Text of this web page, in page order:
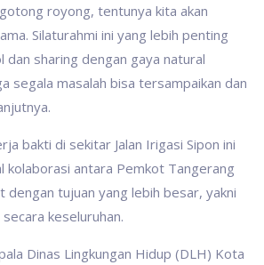
royong, tentunya kita akan
Silaturahmi ini yang lebih penting
dan sharing dengan gaya natural
segala masalah bisa tersampaikan dan
bakti di sekitar Jalan Irigasi Sipon ini
kolaborasi antara Pemkot Tangerang
dengan tujuan yang lebih besar, yakni
keseluruhan.
Dinas Lingkungan Hidup (DLH) Kota